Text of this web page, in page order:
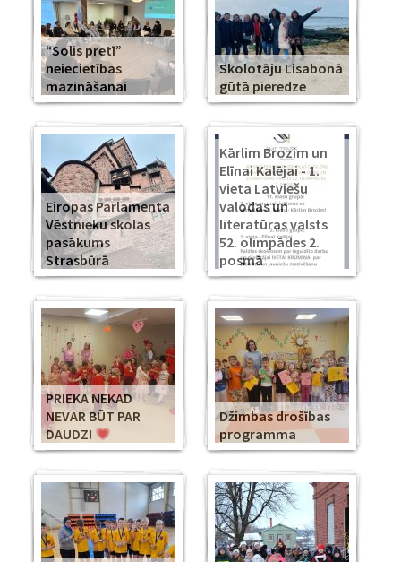
“Solis pretī”
neiecietības
mazināšanai
Skolotāju Lisabonā
gūtā pieredze
Eiropas Parlamenta
Vēstnieku skolas
pasākums
Strasbūrā
Kārlim Brozim un
Elīnai Kalējai - 1.
vieta Latviešu
valodas un
literatūras valsts
52. olimpādes 2.
posmā
PRIEKA NEKAD
NEVAR BŪT PAR
DAUDZ!
Džimbas drošības
programma